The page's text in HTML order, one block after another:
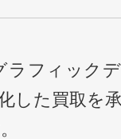
ラフィック
した買取を